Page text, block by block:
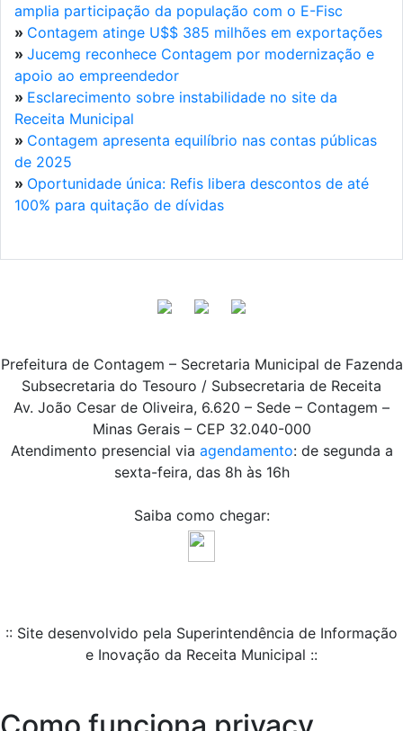
amplia participação da população com o E-Fisc
» Contagem atinge U$$ 385 milhões em exportações
» Jucemg reconhece Contagem por modernização e
apoio ao empreendedor
» Esclarecimento sobre instabilidade no site da
Receita Municipal
» Contagem apresenta equilíbrio nas contas públicas
de 2025
» Oportunidade única: Refis libera descontos de até
100% para quitação de dívidas
Prefeitura de Contagem – Secretaria Municipal de Fazenda
Subsecretaria do Tesouro / Subsecretaria de Receita
Av. João Cesar de Oliveira, 6.620 – Sede – Contagem –
Minas Gerais – CEP 32.040-000
Atendimento presencial via agendamento: de segunda a
sexta-feira, das 8h às 16h
Saiba como chegar:
:: Site desenvolvido pela Superintendência de Informação
e Inovação da Receita Municipal ::